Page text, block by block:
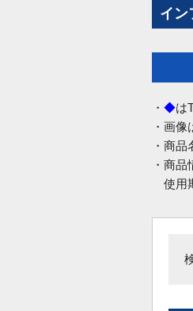
イン
・ ◆は
・画
・商
・商
使用